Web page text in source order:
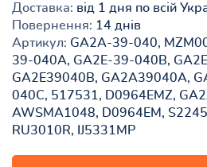
Доставка: від 1 дня по всій
Повернення: 14 днів
Артикул: GA2A-39-040,
39-040A, GA2E-39-040B,
GA2E39040B, GA2A39040A,
040C, 517531, D0964EMZ,
AWSMA1048, D0964EM,
RU3010R, IJ5331MP